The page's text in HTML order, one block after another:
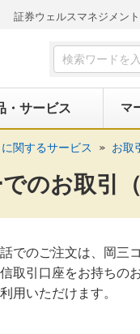
証券ウェルスマネジメント
検索フォーム
・サービス マ
関するサービス お取
のお取引（
でのご注文は、岡三
取引口座をお持ちの
用いただけます。